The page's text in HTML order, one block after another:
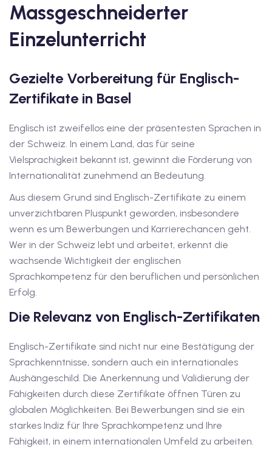
C1
A1
Deutschkurse mit
mit
mit Gutschein
mit Gutschein
mit
A2
Deutschkurse mit
Massgeschneiderter
Einzelunterricht
Gezielte Vorbereitung für Englisch-
Zertifikate in Basel
Englisch ist zweifellos eine der präsentesten Sprachen in
der Schweiz. In einem Land, das für seine
Vielsprachigkeit bekannt ist, gewinnt die Förderung von
Internationalität zunehmend an Bedeutung.
Aus diesem Grund sind Englisch-Zertifikate zu einem
unverzichtbaren Pluspunkt geworden, insbesondere
wenn es um Bewerbungen und Karrierechancen geht.
Wer in der Schweiz lebt und arbeitet, erkennt die
wachsende Wichtigkeit der englischen
Sprachkompetenz für den beruflichen und persönlichen
Erfolg.
Die Relevanz von Englisch-Zertifikaten
Englisch-Zertifikate sind nicht nur eine Bestätigung der
Sprachkenntnisse, sondern auch ein internationales
Aushängeschild. Die Anerkennung und Validierung der
Fähigkeiten durch diese Zertifikate öffnen Türen zu
globalen Möglichkeiten. Bei Bewerbungen sind sie ein
starkes Indiz für Ihre Sprachkompetenz und Ihre
Fähigkeit, in einem internationalen Umfeld zu arbeiten.